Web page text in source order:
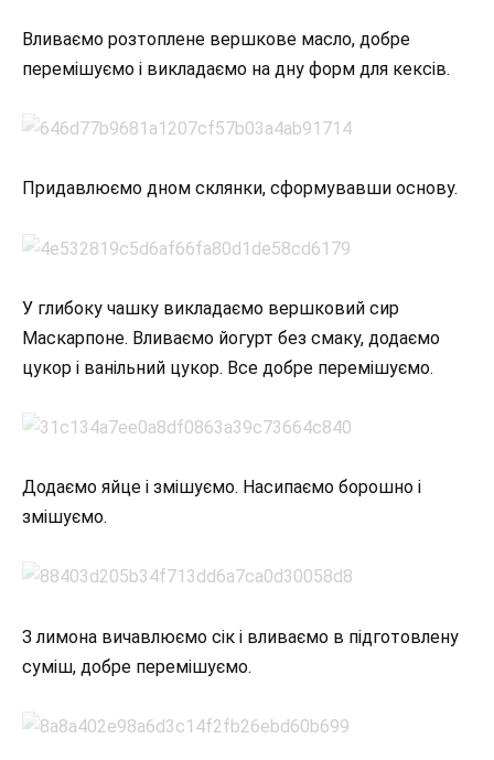
Вливаємо розтоплене вершкове масло, добре
перемішуємо і викладаємо на дну форм для кексів.
Придавлюємо дном склянки, сформувавши основу.
У глибоку чашку викладаємо вершковий сир
Маскарпоне. Вливаємо йогурт без смаку, додаємо
цукор і ванільний цукор. Все добре перемішуємо.
Додаємо яйце і змішуємо. Насипаємо борошно і
змішуємо.
З лимона вичавлюємо сік і вливаємо в підготовлену
суміш, добре перемішуємо.